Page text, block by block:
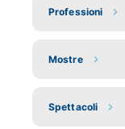
Professioni
Mostre
Spettacoli